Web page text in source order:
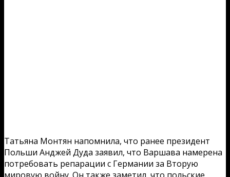
Татьяна Монтян напомнила, что ранее президент
Польши Анджей Дуда заявил, что Варшава намерена
потребовать репарации с Германии за Вторую